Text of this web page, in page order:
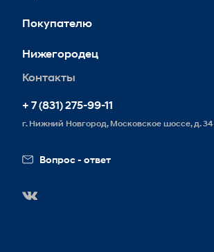
Сервисные акции
Обслуживание
Покупателю
Корпоративным клиентам
Нижегородец
Контакты
+ 7 (831) 275-99-11
г. Нижний Новгород, Московское шоссе, д. 34
Вопрос - ответ